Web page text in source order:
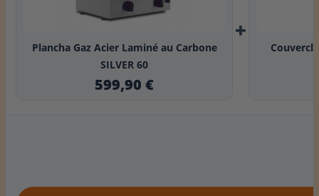
Plancha Gaz Acier Laminé au Carbone
SILVER 60
599,90 €
+